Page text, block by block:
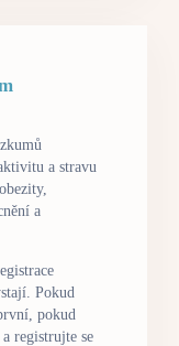
a stravu
a
Pokud
pokud
registrujte se